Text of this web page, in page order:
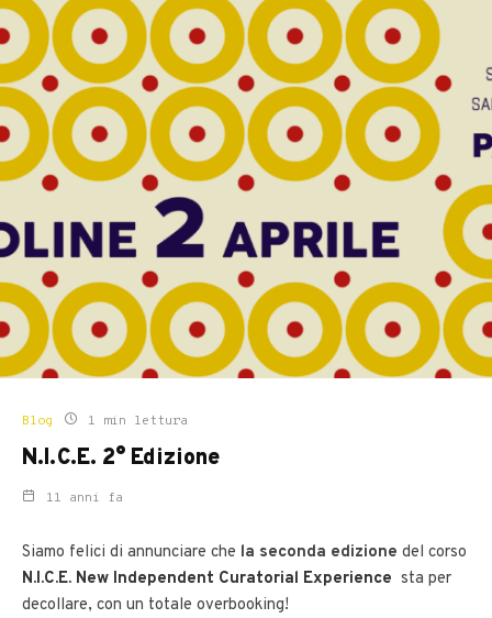
Blog 1 min lettura
N.I.C.E. 2° Edizione
11 anni fa
Siamo felici di annunciare che la seconda edizione del corso
N.I.C.E. New Independent Curatorial Experience sta per
decollare, con un totale overbooking!